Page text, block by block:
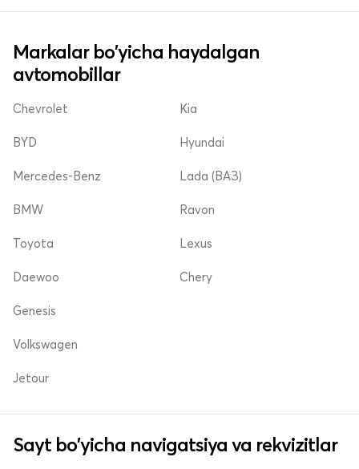
Markalar bo'yicha haydalgan
avtomobillar
Chevrolet
BYD
Mercedes-Benz
Kia
Hyundai
Lada (ВАЗ)
BMW
Toyota
Daewoo
Ravon
Lexus
Chery
Genesis
Volkswagen
Jetour
Sayt bo'yicha navigatsiya va rekvizitlar